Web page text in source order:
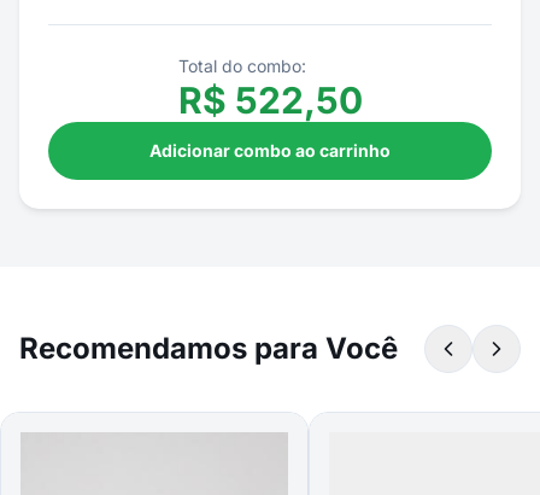
Total do combo:
R$ 522,50
Adicionar combo ao carrinho
Recomendamos para Você